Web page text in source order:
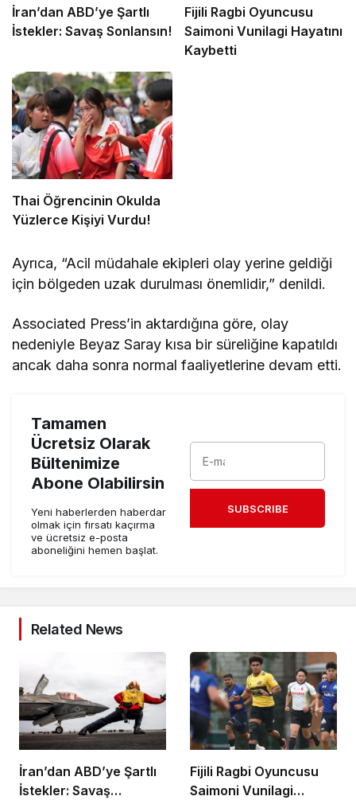
İran’dan ABD’ye Şartlı
İstekler: Savaş Sonlansın!
Fijili Ragbi Oyuncusu
Saimoni Vunilagi Hayatını
Kaybetti
Thai Öğrencinin Okulda
Yüzlerce Kişiyi Vurdu!
Ayrıca, “Acil müdahale ekipleri olay yerine geldiği
için bölgeden uzak durulması önemlidir,” denildi.
Associated Press’in aktardığına göre, olay
nedeniyle Beyaz Saray kısa bir süreliğine kapatıldı
ancak daha sonra normal faaliyetlerine devam etti.
Tamamen
Ücretsiz Olarak
Bültenimize
Abone Olabilirsin
Yeni haberlerden haberdar
olmak için fırsatı kaçırma
ve ücretsiz e-posta
aboneliğini hemen başlat.
SUBSCRIBE
Related News
İran’dan ABD’ye Şartlı
İstekler: Savaş
Fijili Ragbi Oyuncusu
Saimoni Vunilagi